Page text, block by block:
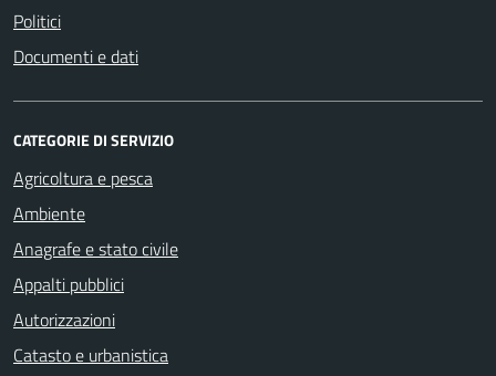
Politici
Documenti e dati
CATEGORIE DI SERVIZIO
Agricoltura e pesca
Ambiente
Anagrafe e stato civile
Appalti pubblici
Autorizzazioni
Catasto e urbanistica